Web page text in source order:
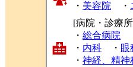
・ 美容院 ・
[病院・診療
・ 総合病院
・ 内科 ・ 眼
・ 神経、精神